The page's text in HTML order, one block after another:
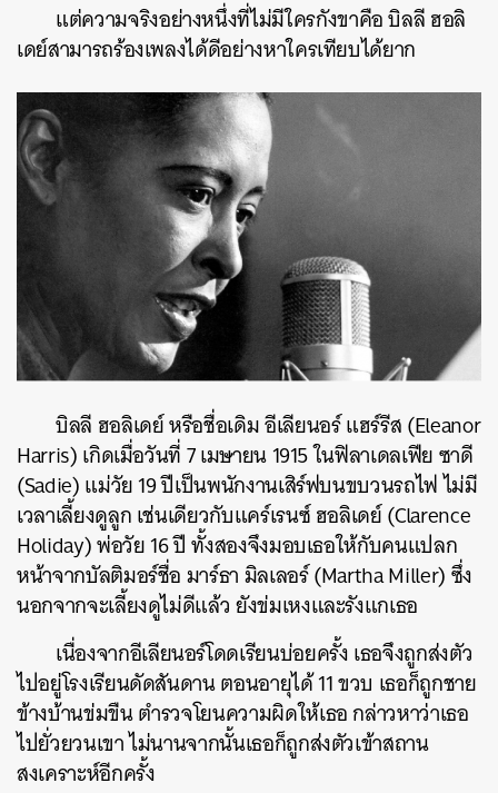
แต่ความจริงอย่างหนึ่งที่ไม่มีใครกังขาคือ บิลลี ฮอลิ
เดย์สามารถร้องเพลงได้ดีอย่างหาใครเทียบได้ยาก
บิลลี ฮอลิเดย์ หรือชื่อเดิม อีเลียนอร์ แฮร์รีส (Eleanor
Harris) เกิดเมื่อวันที่ 7 เมษายน 1915 ในฟิลาเดลเฟีย ซาดี
(Sadie) แม่วัย 19 ปีเป็นพนักงานเสิร์ฟบนขบวนรถไฟ ไม่มี
เวลาเลี้ยงดูลูก เช่นเดียวกับแคร์เรนซ์ ฮอลิเดย์ (Clarence
Holiday) พ่อวัย 16 ปี ทั้งสองจึงมอบเธอให้กับคนแปลก
หน้าจากบัลติมอร์ชื่อ มาร์ธา มิลเลอร์ (Martha Miller) ซึ่ง
นอกจากจะเลี้ยงดูไม่ดีแล้ว ยังข่มเหงและรังแกเธอ
เนื่องจากอีเลียนอร์โดดเรียนบ่อยครั้ง เธอจึงถูกส่งตัว
ไปอยู่โรงเรียนดัดสันดาน ตอนอายุได้ 11 ขวบ เธอก็ถูกชาย
ข้างบ้านข่มขืน ตำรวจโยนความผิดให้เธอ กล่าวหาว่าเธอ
ไปยั่วยวนเขา ไม่นานจากนั้นเธอก็ถูกส่งตัวเข้าสถาน
สงเคราะห์อีกครั้ง